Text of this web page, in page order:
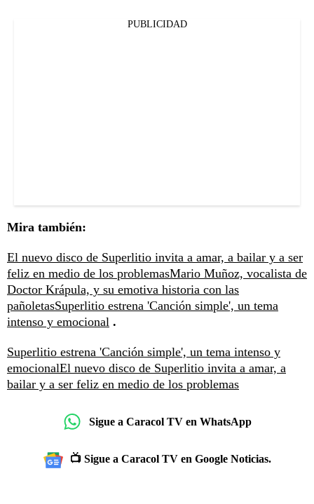
PUBLICIDAD
Mira también:
El nuevo disco de Superlitio invita a amar, a bailar y a ser
feliz en medio de los problemasMario Muñoz, vocalista de
Doctor Krápula, y su emotiva historia con las
pañoletasSuperlitio estrena 'Canción simple', un tema
intenso y emocional .
Superlitio estrena 'Canción simple', un tema intenso y
emocionalEl nuevo disco de Superlitio invita a amar, a
bailar y a ser feliz en medio de los problemas
Sigue a Caracol TV en WhatsApp
📺 Sigue a Caracol TV en Google Noticias.